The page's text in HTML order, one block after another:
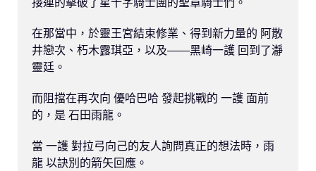
在那當中，於靈王宮結束修業、得到新力量的 阿散
井戀次、朽木露琪亞，以及——黑崎一護 回到了瀞
靈廷。
而阻擋在再次向 優哈巴哈 發起挑戰的 一護 面前
的，是 石田雨龍。
當 一護 對拉弓向己的友人詢問真正的想法時，雨
龍 以訣別的箭矢回應。